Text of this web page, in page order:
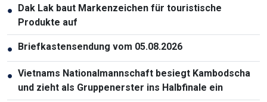
● Dak Lak baut Markenzeichen für touristische
Produkte auf
● Briefkastensendung vom 05.08.2026
● Vietnams Nationalmannschaft besiegt Kambodscha
und zieht als Gruppenerster ins Halbfinale ein